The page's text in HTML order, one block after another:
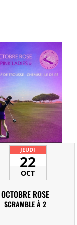
JEUDI
22
OCT
OCTOBRE ROSE
SCRAMBLE À 2